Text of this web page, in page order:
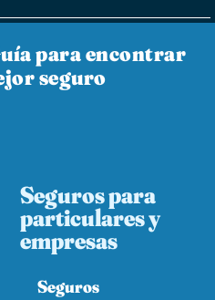
para encontrar
seguro
Seguros para
particulares y
empresas
Seguros